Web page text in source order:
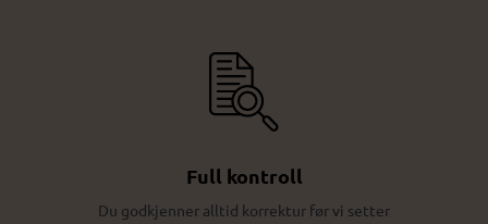
Full kontroll
Du godkjenner alltid korrektur før vi setter